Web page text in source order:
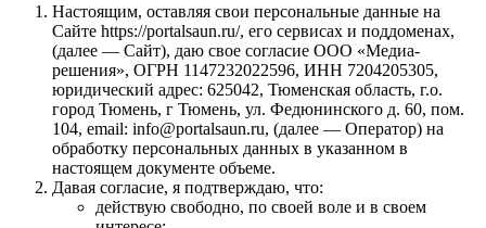
Настоящим, оставляя свои персональные данные на
Сайте https://portalsaun.ru/, его сервисах и поддоменах,
(далее — Сайт), даю свое согласие ООО «Медиа-
решения», ОГРН 1147232022596, ИНН 7204205305,
юридический адрес: 625042, Тюменская область, г.о.
город Тюмень, г Тюмень, ул. Федюнинского д. 60, пом.
104, email: info@portalsaun.ru, (далее — Оператор) на
обработку персональных данных в указанном в
настоящем документе объеме.
Давая согласие, я подтверждаю, что:
действую свободно, по своей воле и в своем